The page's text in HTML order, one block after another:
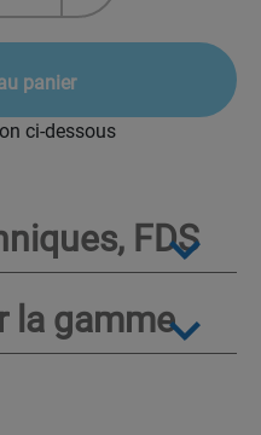
panier
ci-dessous
FDS
la gamme